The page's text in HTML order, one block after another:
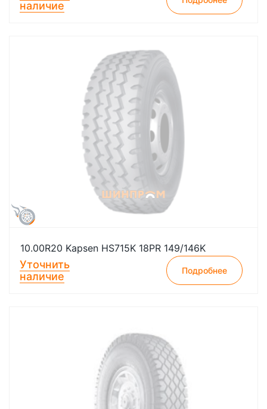
наличие
10.00R20 Kapsen HS715K 18PR 149/146K
Уточнить
наличие
Подробнее